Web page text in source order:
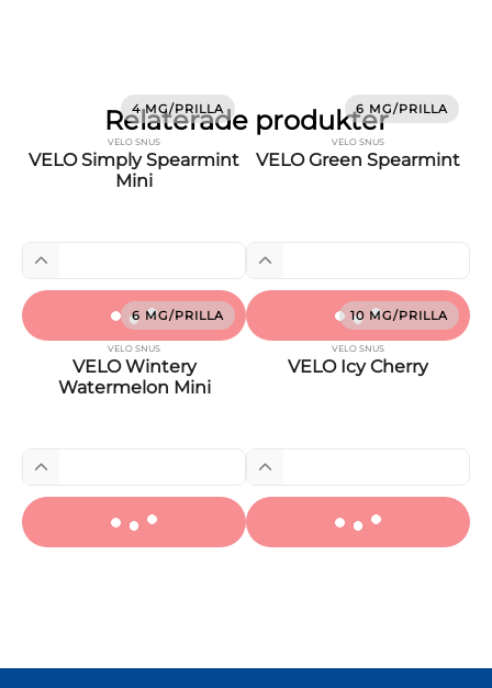
Relaterade produkter
4 MG/PRILLA
VELO SNUS
VELO Simply Spearmint
Mini
6 MG/PRILLA
VELO SNUS
VELO Green Spearmint
6 MG/PRILLA
VELO SNUS
VELO Wintery
Watermelon Mini
10 MG/PRILLA
VELO SNUS
VELO Icy Cherry